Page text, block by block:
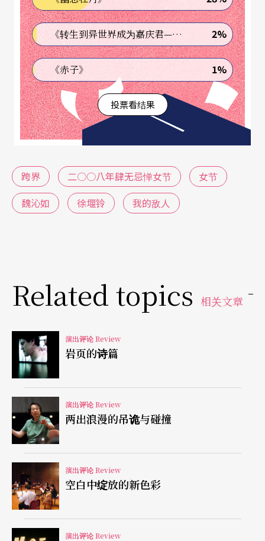
或「要发声」。
来自英国Curious剧团的海伦．派瑞丝（Helen Pari
s）作品《家？甜蜜的家》，和林欣怡首度于国内发
表的作品《拎著提箱的女人》，都具有社会议题
性；前者从英国家规和餐桌礼仪谈起，后者则从所
谓母亲的背景，结合旅行的意象，泛谈新移民妇
以表达台词或情节篇幅所不及描绘的情感与意义；
例如派瑞丝利用身体与刀叉餐具的互动，传达对立
大而强烈的结构，包含了跨越剧场与媒体的符号内
容。
即使没有完整的故事，派瑞丝全然打破镜框藩篱，
以演员肉身、情感直接与观众「对话」，现场魅力
惊人——除却语言隔阂不谈，每场演出彷若亲自执行
现场「酷刑」；随著最后的台词「我必从山上
来」，而展现一位女性发言的企图和豪志。《拎》
剧的内涵委婉，挑战观众感悟力；但从旅行提箱和
马桶婴尸的意象来看，却潜藏强烈的关怀与情感，
即使节奏不甚流畅成熟，也属难得的剧场作品。
从「关心自己」开始的作品
《转生到异世界成为嘉庆君—发现我的祖先是诈骗集团!?》 2%
《赤子》 1%
投票看结果
跨界 二○○八年肆无忌惮女节
女节
魏沁如
徐堰铃 我的敌人
Related topics 相关文章
演出评论 Review
岩页的诗篇
演出评论 Review
两出浪漫的吊诡与碰撞
演出评论 Review
空白中绽放的新色彩
演出评论 Review